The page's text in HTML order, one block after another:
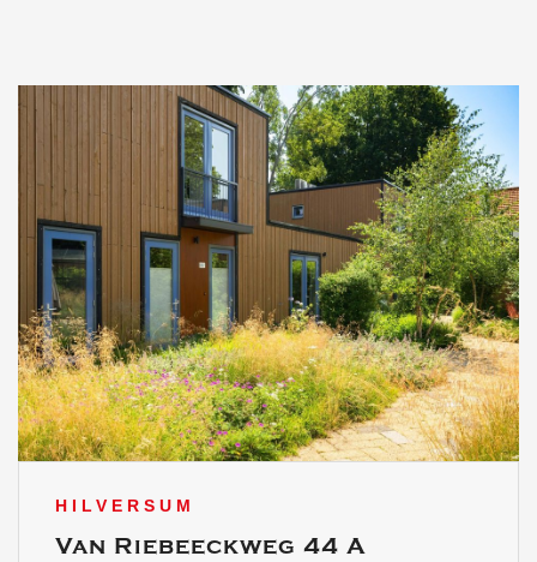
HILVERSUM
Van Riebeeckweg 44 A